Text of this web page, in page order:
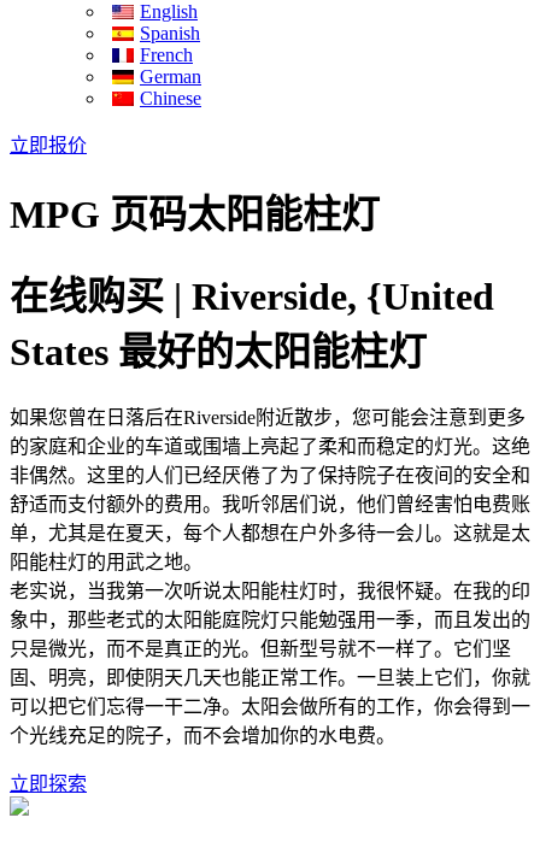
English
Spanish
French
German
Chinese
立即报价
MPG 页码太阳能柱灯
在线购买 | Riverside, {United
States 最好的太阳能柱灯
如果您曾在日落后在Riverside附近散步，您可能会注意到更多
的家庭和企业的车道或围墙上亮起了柔和而稳定的灯光。这绝
非偶然。这里的人们已经厌倦了为了保持院子在夜间的安全和
舒适而支付额外的费用。我听邻居们说，他们曾经害怕电费账
单，尤其是在夏天，每个人都想在户外多待一会儿。这就是太
阳能柱灯的用武之地。
老实说，当我第一次听说太阳能柱灯时，我很怀疑。在我的印
象中，那些老式的太阳能庭院灯只能勉强用一季，而且发出的
只是微光，而不是真正的光。但新型号就不一样了。它们坚
固、明亮，即使阴天几天也能正常工作。一旦装上它们，你就
可以把它们忘得一干二净。太阳会做所有的工作，你会得到一
个光线充足的院子，而不会增加你的水电费。
立即探索